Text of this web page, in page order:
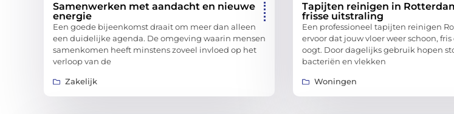
Samenwerken met aandacht en nieuwe
energie
Een goede bijeenkomst draait om meer dan alleen
een duidelijke agenda. De omgeving waarin mensen
samenkomen heeft minstens zoveel invloed op het
verloop van de
Zakelijk
Tapijten reinigen in
frisse uitstraling
Een professioneel tapijten reinigen
ervoor dat jouw vloer weer schoon,
oogt. Door dagelijks gebruik hopen
bacteriën en vlekken
Woningen